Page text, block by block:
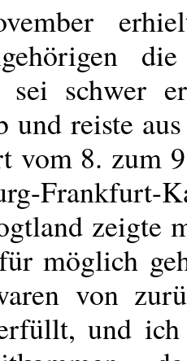
sei schwer
und reiste
vom 8. zum
Frankfurt-
zeigte
möglich
von
und